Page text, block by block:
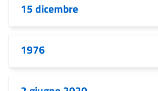
15 dicembre
1976